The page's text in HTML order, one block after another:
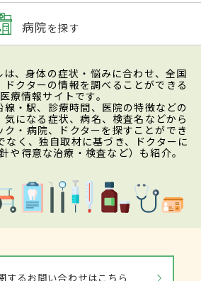
病院を探す
は、身体の症状・悩みに合わせ、全国
クターの情報を調べることができる
療情報サイトです。
・駅、診療時間、医院の特徴などの
になる症状、病名、検査名などから
・病院、ドクターを探すことができ
なく、独自取材に基づき、ドクターに
や得意な治療・検査など）も紹介。
するお問い合わせはこちら